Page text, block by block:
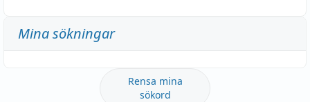
Mina sökningar
Rensa mina
sökord